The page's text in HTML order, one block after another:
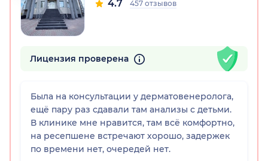
край)
4.7 457 отзывов
Лицензия проверена
Была на консультации у дерматовенеролога,
ещё пару раз сдавали там анализы с детьми.
В клинике мне нравится, там всё комфортно,
на ресепшене встречают хорошо, задержек
по времени нет, очередей нет.